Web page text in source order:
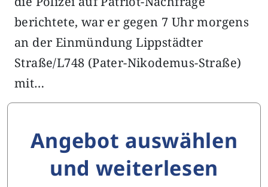
berichtete, war er gegen 7 Uhr morgens
an der Einmündung Lippstädter
Straße/L748 (Pater-Nikodemus-Straße)
mit…
Angebot auswählen
und weiterlesen